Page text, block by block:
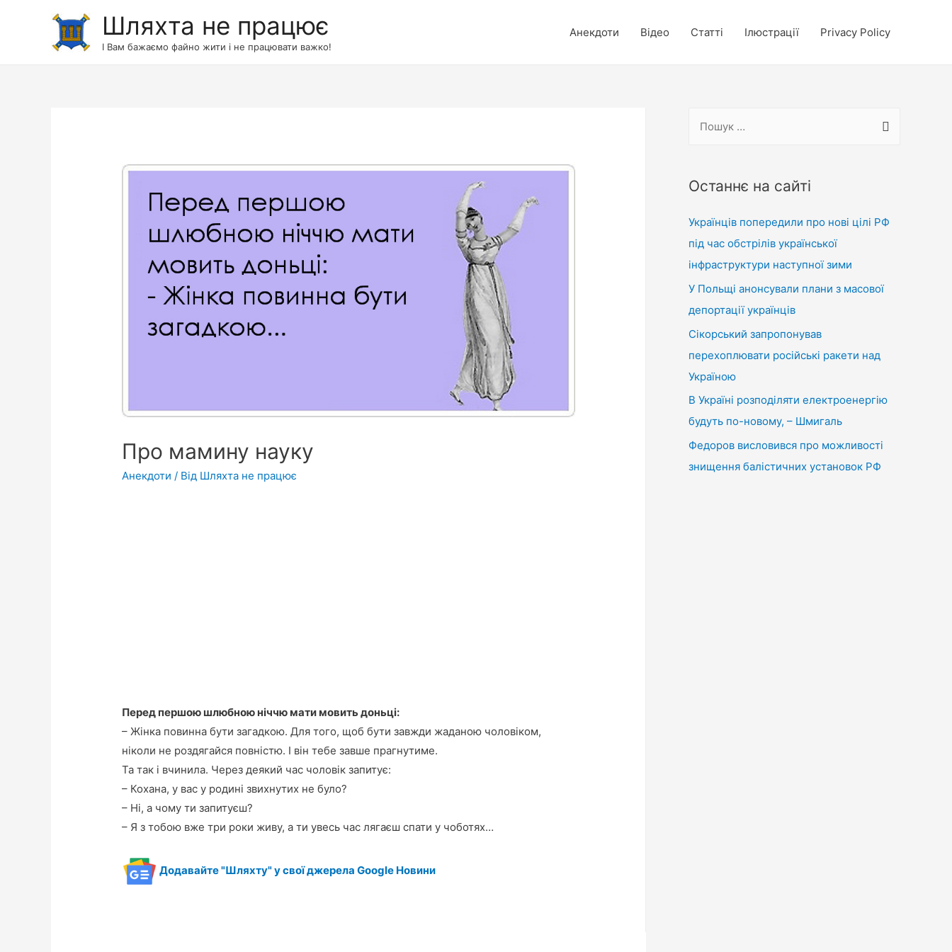
Шляхта не працює
І Вам бажаємо файно жити і не працювати важко!
Анекдоти Відео Статті Ілюстрації Privacy Policy
Про мамину науку
Анекдоти / Від Шляхта не працює
Перед першою шлюбною ніччю мати мовить доньці:
– Жінка повинна бути загадкою. Для того, щоб бути завжди жаданою чоловіком,
ніколи не роздягайся повністю. І він тебе завше прагнутиме.
Та так і вчинила. Через деякий час чоловік запитує:
– Кохана, у вас у родині звихнутих не було?
– Ні, а чому ти запитуєш?
– Я з тобою вже три роки живу, а ти увесь час лягаєш спати у чоботях…
Додавайте "Шляхту" у свої джерела Google Новини
у
:
Останнє на сайті
Українців попередили про нові цілі РФ
під час обстрілів української
інфраструктури наступної зими
У Польщі анонсували плани з масової
депортації українців
Сікорський запропонував
перехоплювати російські ракети над
Україною
В Україні розподіляти електроенергію
будуть по-новому, – Шмигаль
Федоров висловився про можливості
знищення балістичних установок РФ